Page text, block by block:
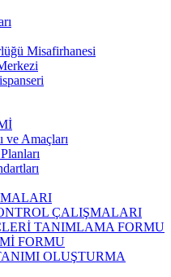
Misafirhanesi
ve Amaçları
ÇALIŞMALARI
TANIMLAMA FORMU
FORMU
OLUŞTURMA